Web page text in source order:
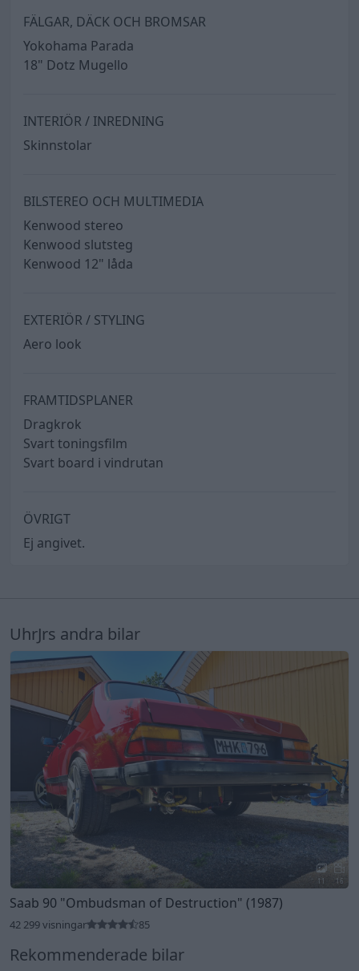
FÄLGAR, DÄCK OCH BROMSAR
Yokohama Parada
18" Dotz Mugello
INTERIÖR / INREDNING
Skinnstolar
BILSTEREO OCH MULTIMEDIA
Kenwood stereo
Kenwood slutsteg
Kenwood 12" låda
EXTERIÖR / STYLING
Aero look
FRAMTIDSPLANER
Dragkrok
Svart toningsfilm
Svart board i vindrutan
ÖVRIGT
Ej angivet.
UhrJrs andra bilar
11 16
Saab 90 "Ombudsman of Destruction" (1987)
42 299 visningar 85
Rekommenderade bilar